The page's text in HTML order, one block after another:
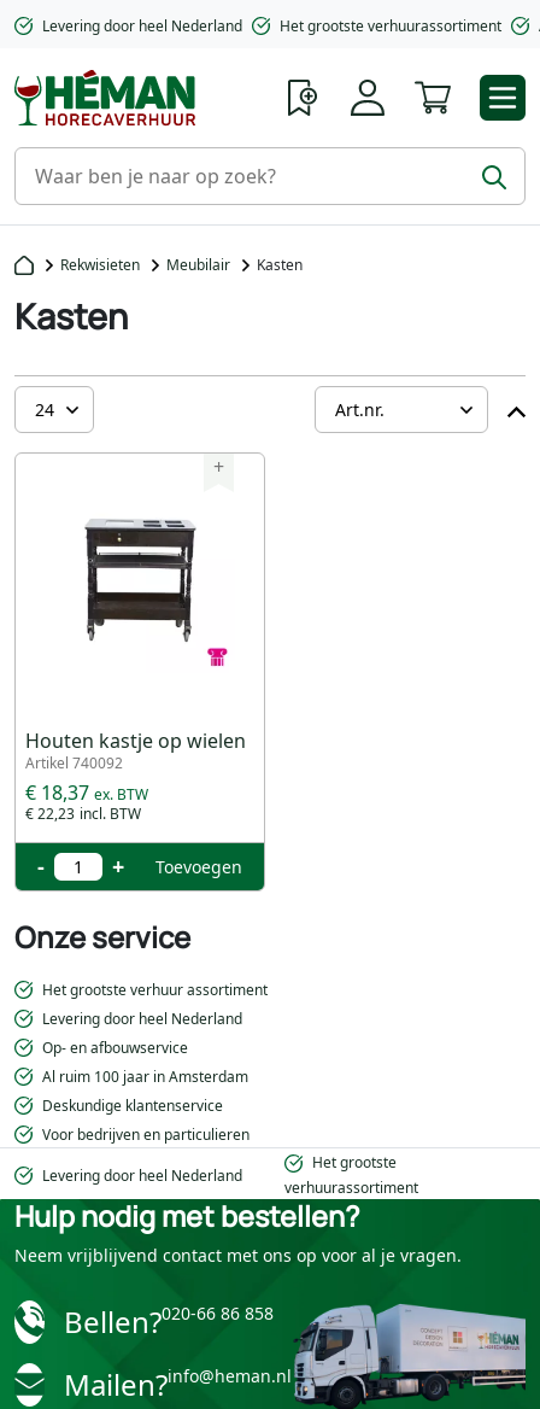
Levering door heel Nederland Het grootste verhuurassortiment
Onze service
Het grootste verhuur assortiment
Levering door heel Nederland
Op- en afbouwservice
Al ruim 100 jaar in Amsterdam
Deskundige klantenservice
Voor bedrijven en particulieren
Rekwisieten Meubilair Kasten
Kasten
+
Houten kastje op wielen
Artikel 740092
€ 22,23
€ 18,37
- + Toevoegen
Levering door heel Nederland
Het grootste
verhuurassortiment
Hulp nodig met bestellen?
Neem vrijblijvend contact met ons op voor al je vragen.
Bellen?020-66 86 858
Mailen?info@heman.nl